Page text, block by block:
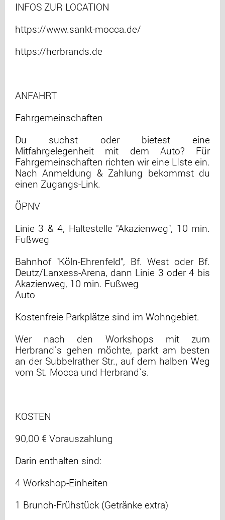
INFOS ZUR LOCATION
https://www.sankt-mocca.de/
https://herbrands.de
ANFAHRT
Fahrgemeinschaften
Du suchst oder bietest eine
Mitfahrgelegenheit mit dem Auto? Für
Fahrgemeinschaften richten wir eine LIste ein.
Nach Anmeldung & Zahlung bekommst du
einen Zugangs-Link.
ÖPNV
Linie 3 & 4, Haltestelle "Akazienweg", 10 min.
Fußweg
Bahnhof "Köln-Ehrenfeld", Bf. West oder Bf.
Deutz/Lanxess-Arena, dann Linie 3 oder 4 bis
Akazienweg, 10 min. Fußweg
Auto
Kostenfreie Parkplätze sind im Wohngebiet.
Wer nach den Workshops mit zum
Herbrand`s gehen möchte, parkt am besten
an der Subbelrather Str., auf dem halben Weg
vom St. Mocca und Herbrand`s.
KOSTEN
90,00 € Vorauszahlung
Darin enthalten sind:
4 Workshop-Einheiten
1 Brunch-Frühstück (Getränke extra)